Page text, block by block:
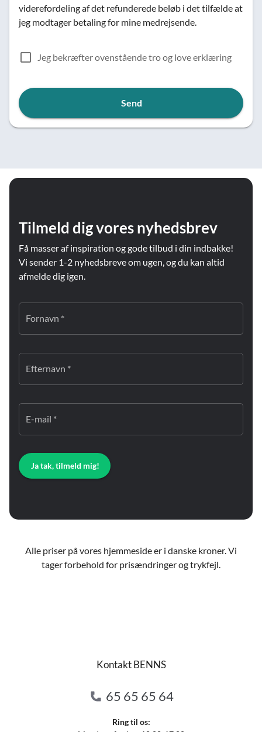
viderefordeling af det refunderede beløb i det tilfælde at
jeg modtager betaling for mine medrejsende.
Jeg bekræfter ovenstående tro og love erklæring
Send
Tilmeld dig vores nyhedsbrev
Få masser af inspiration og gode tilbud i din indbakke!
Vi sender 1-2 nyhedsbreve om ugen, og du kan altid
afmelde dig igen.
Fornavn *
Efternavn *
E-mail *
Ja tak, tilmeld mig!
Alle priser på vores hjemmeside er i danske kroner. Vi
tager forbehold for prisændringer og trykfejl.
Kontakt BENNS
65 65 65 64
Ring til os: